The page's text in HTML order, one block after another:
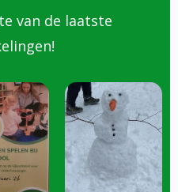
van de laatste